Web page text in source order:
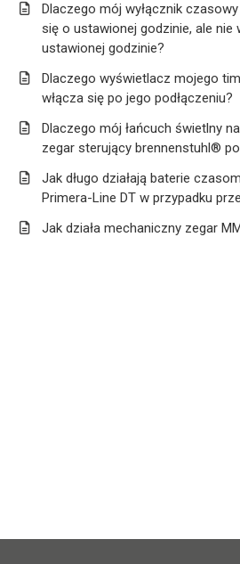
Dlaczego mój wyłącznik
się o ustawionej godzinie, ale nie
ustawionej godzinie?
Dlaczego wyświetlacz mojego
włącza się po jego podłączeniu?
Dlaczego mój łańcuch świetlny
zegar sterujący brennenstuhl®
Jak długo działają baterie
Primera-Line DT w przypadku
Jak działa mechaniczny zegar